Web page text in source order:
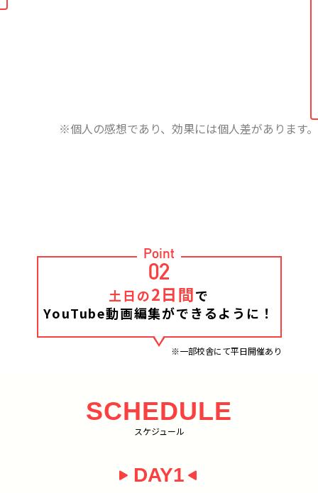
※個人の感想であり、効果には個人差があります。
Point
02
土日の2日間で
YouTube動画編集ができるように！
※一部校舎にて平日開催あり
SCHEDULE
スケジュール
DAY1